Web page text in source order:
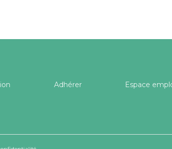
Adhérer Espace